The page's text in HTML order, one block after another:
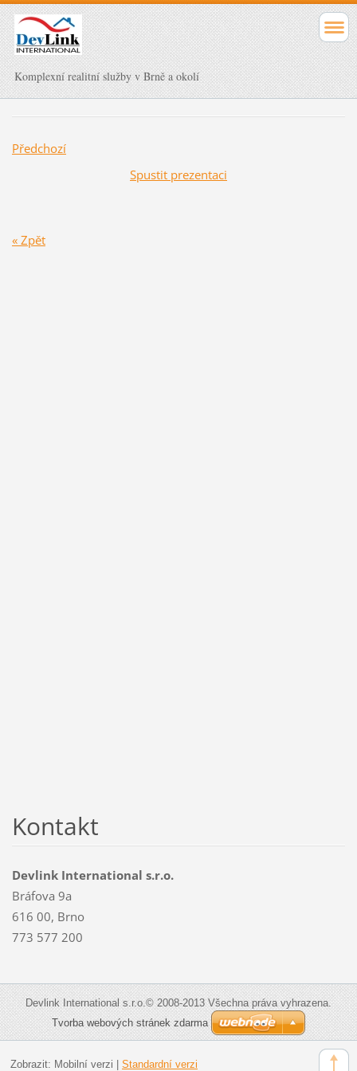
Komplexní realitní služby v Brně a okolí
Předchozí
Spustit prezentaci
« Zpět
Kontakt
Devlink International s.r.o.
Bráfova 9a
616 00, Brno
773 577 200
Devlink International s.r.o.© 2008-2013 Všechna práva vyhrazena.
Tvorba webových stránek zdarma
Zobrazit: Mobilní verzi Standardní verzi